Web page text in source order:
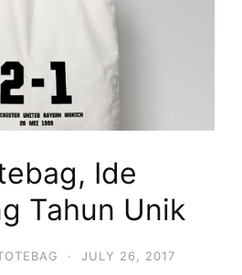
Ide
Tahun Unik
· JULY 26, 2017